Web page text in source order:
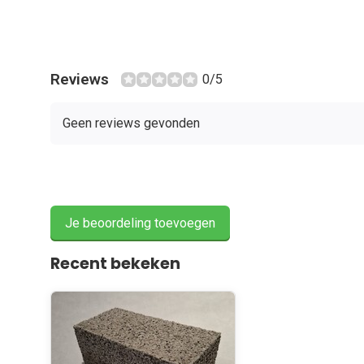
Reviews 0/5
Geen reviews gevonden
Je beoordeling toevoegen
Recent bekeken